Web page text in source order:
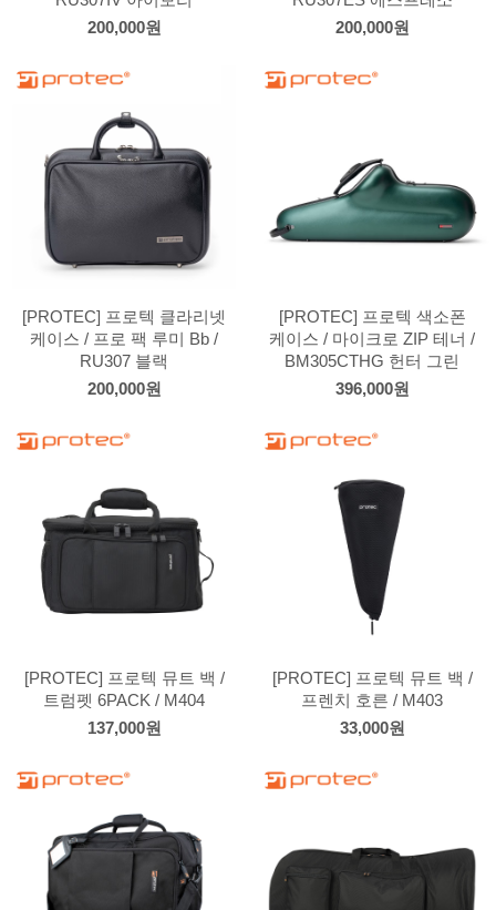
200,000원
200,000원
[PROTEC] 프로텍 클라리넷
케이스 / 프로 팩 루미 Bb /
RU307 블랙
200,000원
[PROTEC] 프로텍 색소폰
케이스 / 마이크로 ZIP 테너 /
BM305CTHG 헌터 그린
396,000원
[PROTEC] 프로텍 뮤트 백 /
트럼펫 6PACK / M404
137,000원
[PROTEC] 프로텍 뮤트 백 /
프렌치 호른 / M403
33,000원